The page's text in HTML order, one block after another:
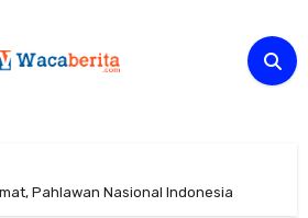
Pahlawan Nasional Indonesia